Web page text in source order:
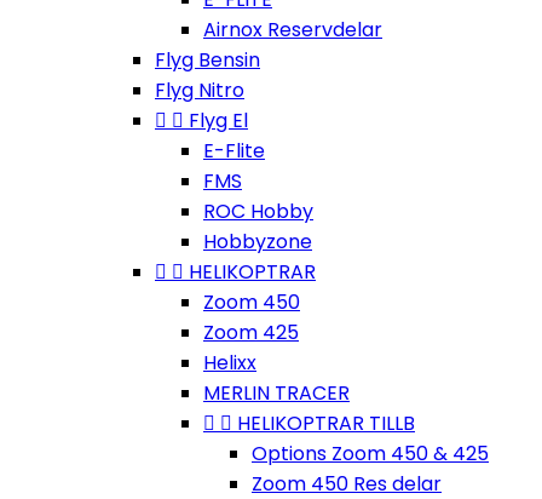
Airnox Reservdelar
Flyg Bensin
Flyg Nitro
  Flyg El
E-Flite
FMS
ROC Hobby
Hobbyzone
  HELIKOPTRAR
Zoom 450
Zoom 425
Helixx
MERLIN TRACER
  HELIKOPTRAR TILLB
Options Zoom 450 & 425
Zoom 450 Res delar